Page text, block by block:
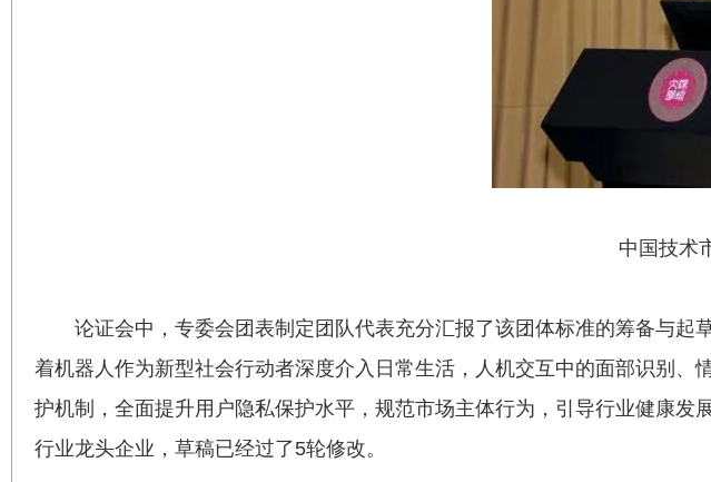
中国技术
论证会中，专委会团表制定团队代表充分汇报了该团体标准的筹备与
着机器人作为新型社会行动者深度介入日常生活，人机交互中的面部识别
护机制，全面提升用户隐私保护水平，规范市场主体行为，引导行业健康
行业龙头企业，草稿已经过了5轮修改。